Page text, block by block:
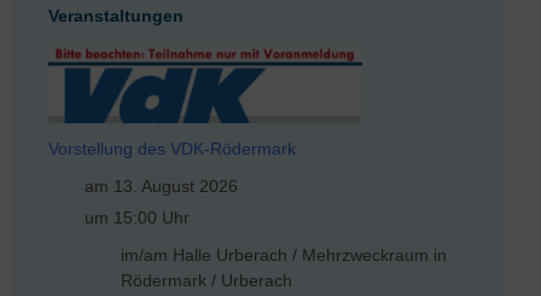
Veranstaltungen
Vorstellung des VDK-Rödermark
am 13. August 2026
um 15:00 Uhr
im/am Halle Urberach / Mehrzweckraum in
Rödermark / Urberach